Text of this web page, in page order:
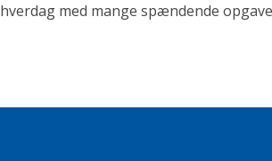
hverdag med mange spændende